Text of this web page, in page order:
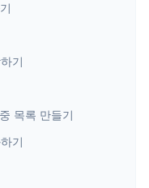
기
목록 만들기
기